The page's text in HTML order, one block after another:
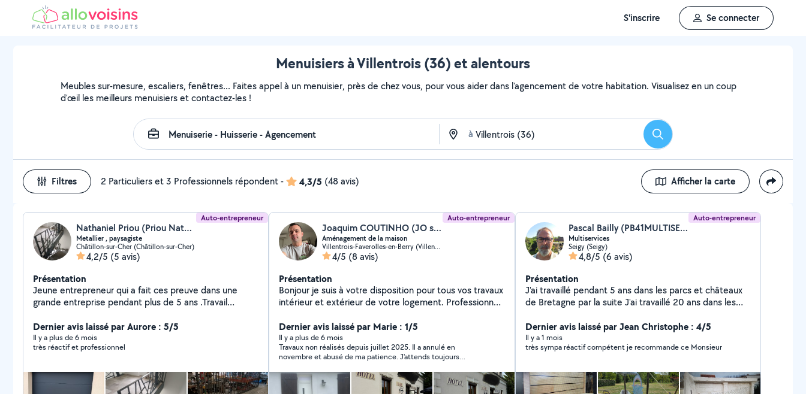
S'inscrire Se connecter
Menuisiers à Villentrois (36) et alentours
Meubles sur-mesure, escaliers, fenêtres... Faites appel à un menuisier, près de chez vous, pour vous aider dans l'agencement de votre habitation. Visualisez en un coup
d'œil les meilleurs menuisiers et contactez-les !
à Rechercher
Filtres 2 Particuliers et 3 Professionnels répondent- 4,3/5 (48 avis) Afficher la carte
Auto-entrepreneur
Nathaniel Priou (Priou Nathaniel)
Metallier , paysagiste
Châtillon-sur-Cher (Châtillon-sur-Cher)
4,2/5 (5 avis)
Présentation
Jeune entrepreneur qui a fait ces preuve dans une
grande entreprise pendant plus de 5 ans .Travail
sourire
Dernier avis laissé par Aurore : 5/5
Il y a plus de 6 mois
très réactif et professionnel
Auto-entrepreneur
Joaquim COUTINHO (JO services)
Aménagement de la maison
Villentrois-Faverolles-en-Berry (Villentrois)
4/5 (8 avis)
Présentation
Bonjour je suis à votre disposition pour tous vos travaux
intérieur et extérieur de votre logement. Professionnel
proprement. N'hésitez pas à me contacter.
Cordialement. Jo services .
Dernier avis laissé par Marie : 1/5
Il y a plus de 6 mois
Travaux non réalisés depuis juillet 2025. Il a annulé en
novembre et abusé de ma patience. J'attends toujours
démarches. Difficile de faire confiance aujourd'hui surtout
après une expérience malhonnête.
Auto-entrepreneur
Pascal Bailly (PB41MULTISERVICES)
Multiservices
Seigy (Seigy)
4,8/5 (6 avis)
Présentation
J'ai travaillé pendant 5 ans dans les parcs et châteaux
de Bretagne par la suite J'ai travaillé 20 ans dans les
permis d'acquérir une solide expérience sur divers
corps de métiers du bâtiment
Dernier avis laissé par Jean Christophe : 4/5
Il y a 1 mois
très sympa réactif compétent je recommande ce Monsieur